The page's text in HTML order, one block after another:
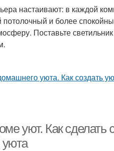
настаивают: в каждой
потолочный и более
Поставьте
уют. Как
уюта